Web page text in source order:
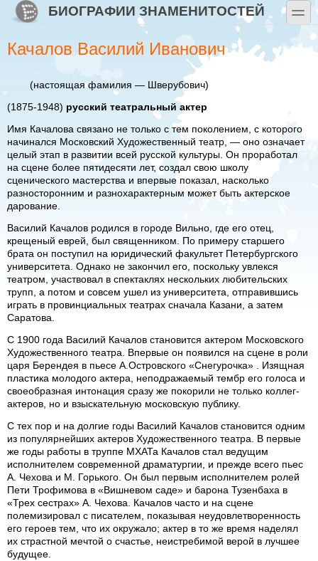
Перейти к основному содержанию
Skip to searchБИОГРАФИИ ЗНАМЕНИТОСТЕЙ toggle
Качалов Василий Иванович
(настоящая фамилия — Шверубович)
(1875-1948) русский театральный актер
Имя Качалова связано не только с тем поколением, с которого
начинался Московский Художественный театр, — оно означает
целый этап в развитии всей русской культуры. Он проработал
на сцене более пятидесяти лет, создал свою школу
сценического мастерства и впервые показал, насколько
разносторонним и разнохарактерным может быть актерское
дарование.
Василий Качалов родился в городе Вильно, где его отец,
крещеный еврей, был священником. По примеру старшего
брата он поступил на юридический факультет Петербургского
университета. Однако не закончил его, поскольку увлекся
театром, участвовал в спектаклях нескольких любительских
трупп, а потом и совсем ушел из университета, отправившись
играть в провинциальных театрах сначала Казани, а затем
Саратова.
С 1900 года Василий Качалов становится актером Московского
Художественного театра. Впервые он появился на сцене в роли
царя Берендея в пьесе А.Островского «Снегурочка» . Изящная
пластика молодого актера, неподражаемый тембр его голоса и
своеобразная интонация сразу же покорили не только коллег-
актеров, но и взыскательную московскую публику.
С тех пор и на долгие годы Василий Качалов становится одним
из популярнейших актеров Художественного театра. В первые
же годы работы в труппе МХАТа Качалов стал ведущим
исполнителем современной драматургии, и прежде всего пьес
А. Чехова и М. Горького. Он был первым исполнителем ролей
Пети Трофимова в «Вишневом саде» и барона Тузенбаха в
«Трех сестрах» А. Чехова. Качалов часто и на сцене
полемизировал с писателем, показывая неудовлетворенность
его героев тем, что их окружало; актер в то же время наделял
их страстной мечтой о счастье, неистребимой верой в лучшее
будущее.